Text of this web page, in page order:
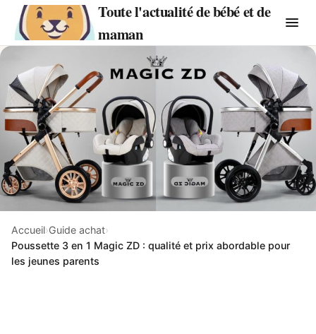
Toute l'actualité de bébé et de
maman
Accueil›Guide achat›
Poussette 3 en 1 Magic ZD : qualité et prix abordable pour
les jeunes parents